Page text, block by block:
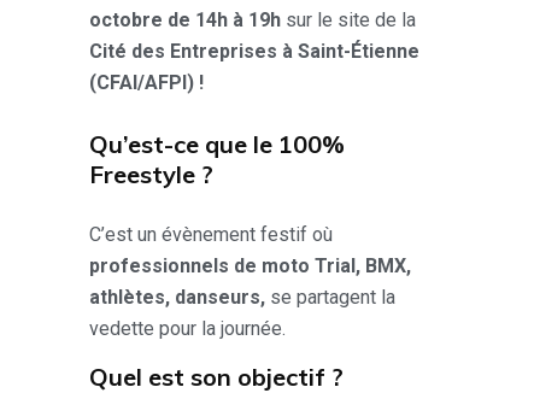
octobre de 14h à 19h sur le site de la
Cité des Entreprises à Saint-Étienne
(CFAI/AFPI) !
Qu’est-ce que le 100%
Freestyle ?
C’est un évènement festif où
professionnels de moto Trial, BMX,
athlètes, danseurs, se partagent la
vedette pour la journée.
Quel est son objectif ?